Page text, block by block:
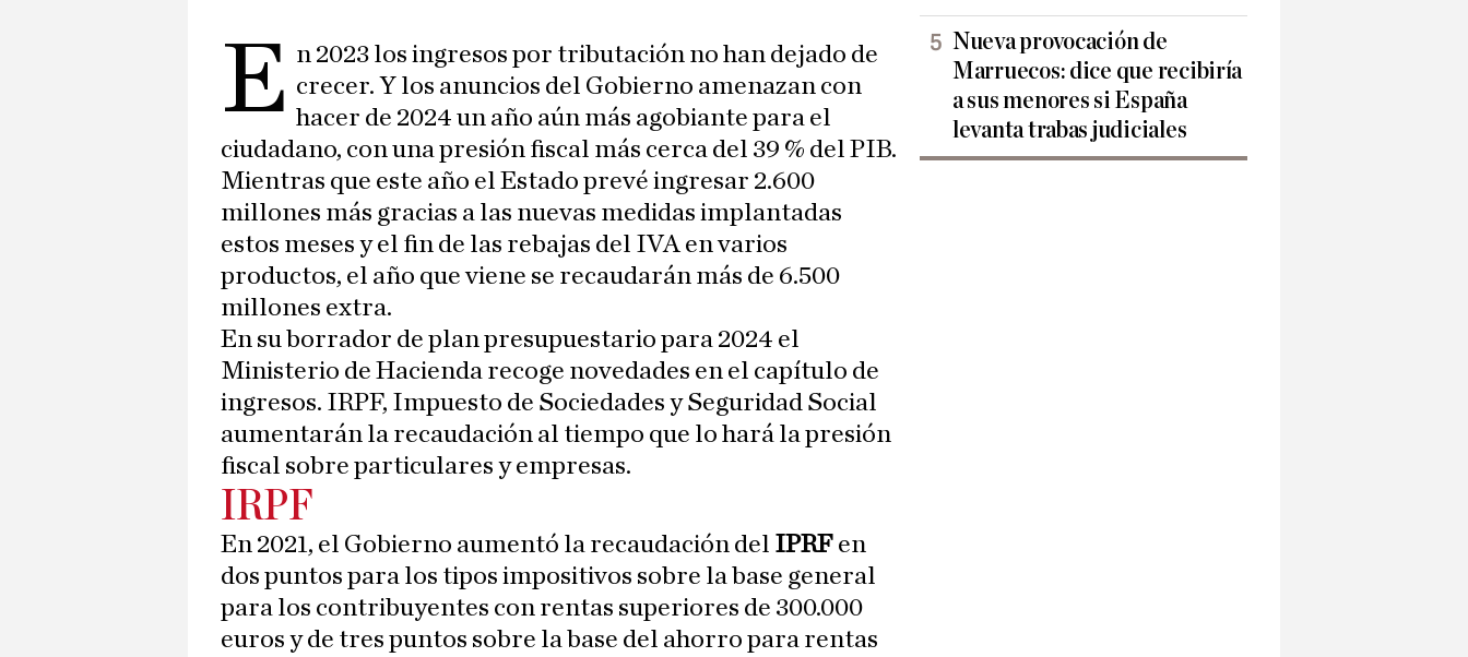
E n 2023 los ingresos por tributación no han dejado de
crecer. Y los anuncios del Gobierno amenazan con
hacer de 2024 un año aún más agobiante para el
ciudadano, con una presión fiscal más cerca del 39 % del PIB.
Mientras que este año el Estado prevé ingresar 2.600
millones más gracias a las nuevas medidas implantadas
estos meses y el fin de las rebajas del IVA en varios
productos, el año que viene se recaudarán más de 6.500
millones extra.
En su borrador de plan presupuestario para 2024 el
Ministerio de Hacienda recoge novedades en el capítulo de
ingresos. IRPF, Impuesto de Sociedades y Seguridad Social
aumentarán la recaudación al tiempo que lo hará la presión
fiscal sobre particulares y empresas.
IRPF
En 2021, el Gobierno aumentó la recaudación del IPRF en
dos puntos para los tipos impositivos sobre la base general
para los contribuyentes con rentas superiores de 300.000
euros y de tres puntos sobre la base del ahorro para rentas
Nueva provocación de
Marruecos: dice que recibiría
a sus menores si España
levanta trabas judiciales